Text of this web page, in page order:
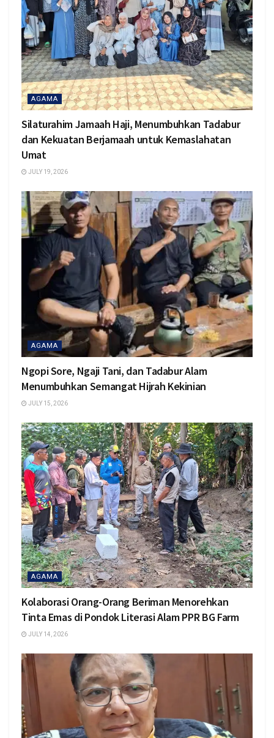
AGAMA
Silaturahim Jamaah Haji, Menumbuhkan Tadabur
dan Kekuatan Berjamaah untuk Kemaslahatan
Umat
JULY 19, 2026
AGAMA
Ngopi Sore, Ngaji Tani, dan Tadabur Alam
Menumbuhkan Semangat Hijrah Kekinian
JULY 15, 2026
AGAMA
Kolaborasi Orang-Orang Beriman Menorehkan
Tinta Emas di Pondok Literasi Alam PPR BG Farm
JULY 14, 2026